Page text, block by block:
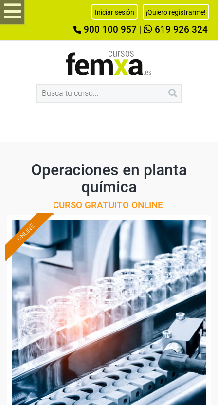
Iniciar sesión ¡Quiero registrarme!
900 100 957 619 926 324
Operaciones en planta
química
CURSO GRATUITO ONLINE
ONLINE